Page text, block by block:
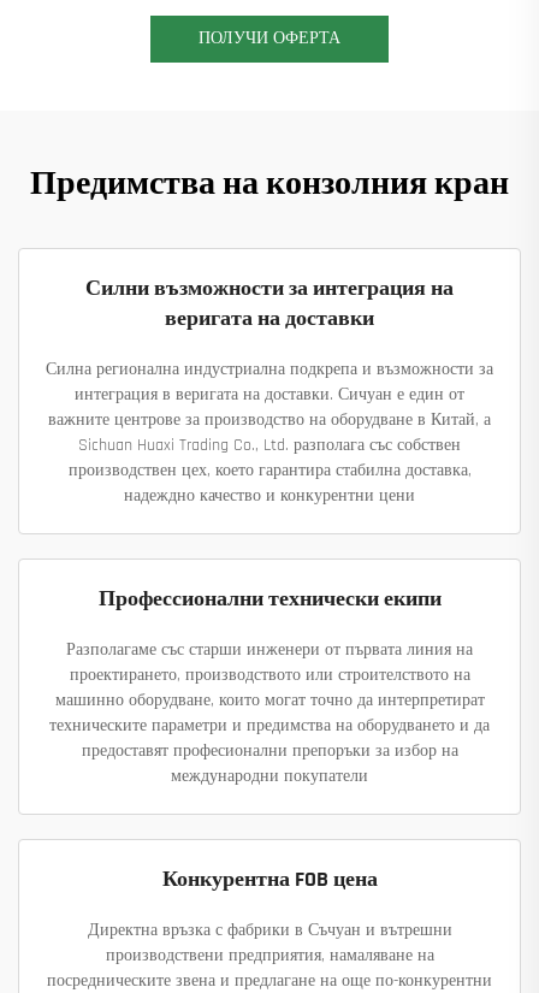
ПОЛУЧИ ОФЕРТА
Предимства на конзолния кран
Силни възможности за интеграция на
веригата на доставки
Силна регионална индустриална подкрепа и възможности за
интеграция в веригата на доставки. Сичуан е един от
важните центрове за производство на оборудване в Китай, а
Sichuan Huaxi Trading Co., Ltd. разполага със собствен
производствен цех, което гарантира стабилна доставка,
надеждно качество и конкурентни цени
Профессионални технически екипи
Разполагаме със старши инженери от първата линия на
проектирането, производството или строителството на
машинно оборудване, които могат точно да интерпретират
техническите параметри и предимства на оборудването и да
предоставят професионални препоръки за избор на
международни покупатели
Конкурентна FOB цена
Директна връзка с фабрики в Съчуан и вътрешни
производствени предприятия, намаляване на
посредническите звена и предлагане на още по-конкурентни